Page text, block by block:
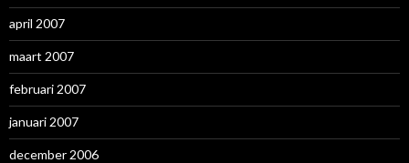
april 2007
maart 2007
februari 2007
januari 2007
december 2006